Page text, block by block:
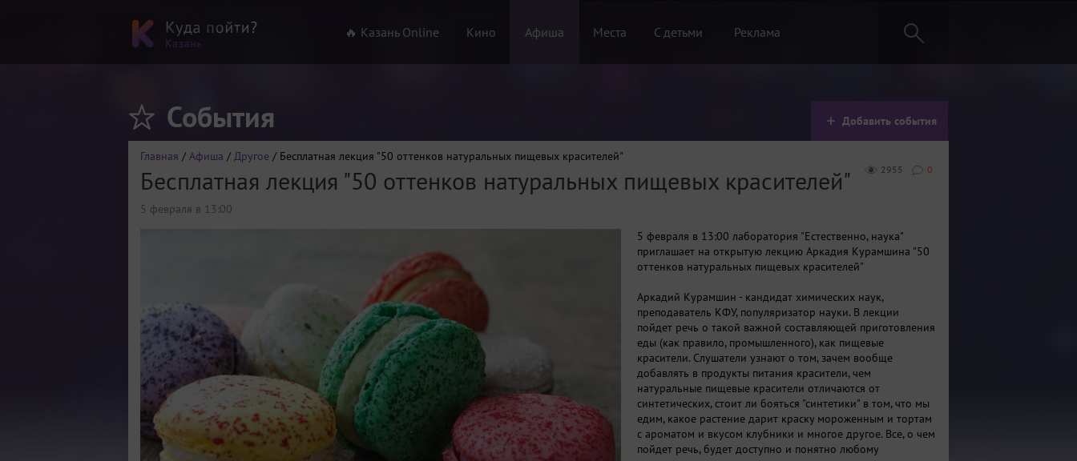
🔥 Казань Online Кино Афиша Места С детьми Реклама
События Добавить события
Главная / Афиша / Другое / Бесплатная лекция "50 оттенков натуральных пищевых красителей"
0
2955
Бесплатная лекция "50 оттенков натуральных пищевых красителей"
5 февраля в 13:00
5 февраля в 13:00 лаборатория "Естественно, наука"
приглашает на открытую лекцию Аркадия Курамшина "50
оттенков натуральных пищевых красителей"
Аркадий Курамшин - кандидат химических наук,
преподаватель КФУ, популяризатор науки. В лекции
пойдет речь о такой важной составляющей приготовления
еды (как правило, промышленного), как пищевые
красители. Слушатели узнают о том, зачем вообще
добавлять в продукты питания красители, чем
натуральные пищевые красители отличаются от
синтетических, стоит ли бояться "синтетики" в том, что мы
едим, какое растение дарит краску мороженным и тортам
с ароматом и вкусом клубники и многое другое. Все, о чем
пойдет речь, будет доступно и понятно любому